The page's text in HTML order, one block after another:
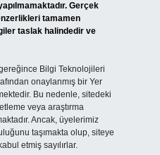
Gerçek
tamamen
taslak halindedir ve
Bilgi Teknolojileri
onaylanmış bir Yer
Bu nedenle, sitedeki
veya araştırma
Ancak, üyelerimiz
taşımakta olup, siteye
etmiş sayılırlar.